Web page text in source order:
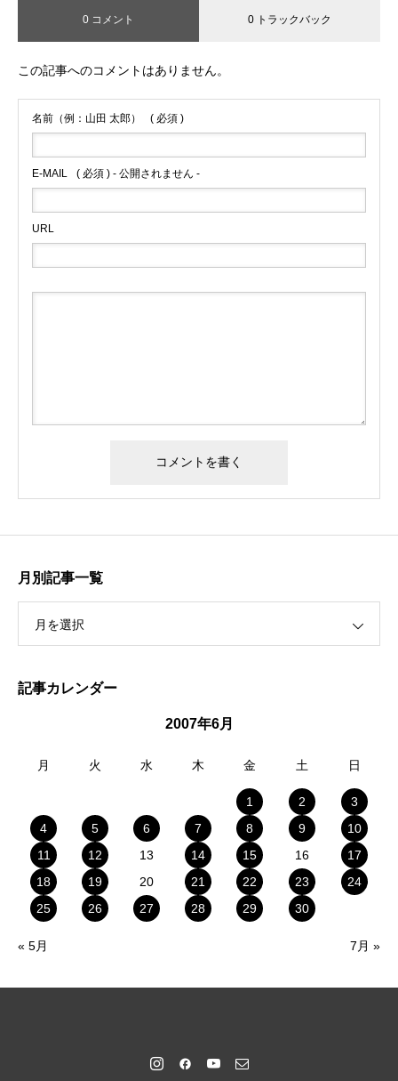
0 コメント 0 トラックバック
この記事へのコメントはありません。
名前（例：山田 太郎） ( 必須 )
E-MAIL ( 必須 ) - 公開されません -
URL
月別記事一覧
月を選択
記事カレンダー
2007年6月
月 火 水 木 金 土 日
1 2
3
4
5 6 7 8 9
10
11
12 13 14 15 16
17
18
19 20 21 22 23
24
25
26 27 28 29 30
« 5月 7月 »